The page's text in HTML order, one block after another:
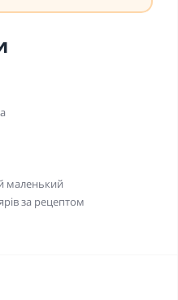
маленький
за рецептом